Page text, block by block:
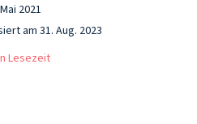
2021
am 31. Aug. 2023
Lesezeit